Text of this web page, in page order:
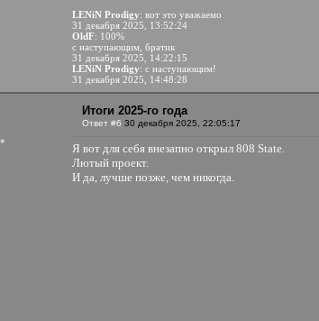
LENiN Prodigy: вот это уважаемо
31 декабря 2025, 13:52:24
OldF: 100%
с наступающим, братик
31 декабря 2025, 14:22:15
LENiN Prodigy: с наступающим!
31 декабря 2025, 14:48:28
Итоги 2025-го года
Ответ #6 30 декабря 2025, 22:05:17
Я вот для себя внезапно открыл 808 State.
Лютый проект.
И да, лучше позже, чем никогда.